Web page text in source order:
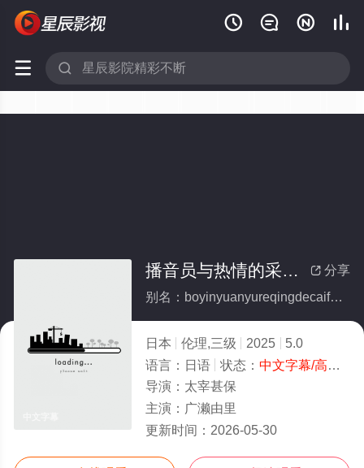
   
 
 分享
播音员与热情的采访（前地方台播音员突然转会：NTR温泉外景）
别名：boyinyuanyureqingdecaifangqiandifangtaiboyinyuanturanzhuanhuiNTRwenquanwaijing
日本 伦理,三级 2025
5.0
语言： 日语 状态： 中文字幕/高清
导演： 太宰甚保
主演： 广濑由里
更新时间： 2026-05-30